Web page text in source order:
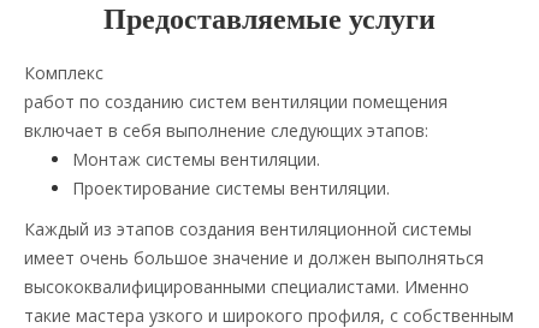
Предоставляемые услуги
Комплекс
работ по созданию систем вентиляции помещения
включает в себя выполнение следующих этапов:
Монтаж системы вентиляции.
Проектирование системы вентиляции.
Каждый из этапов создания вентиляционной системы
имеет очень большое значение и должен выполняться
высококвалифицированными специалистами. Именно
такие мастера узкого и широкого профиля, с собственным